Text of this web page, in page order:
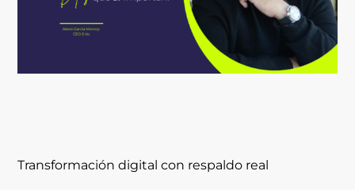
Transformación digital con respaldo real